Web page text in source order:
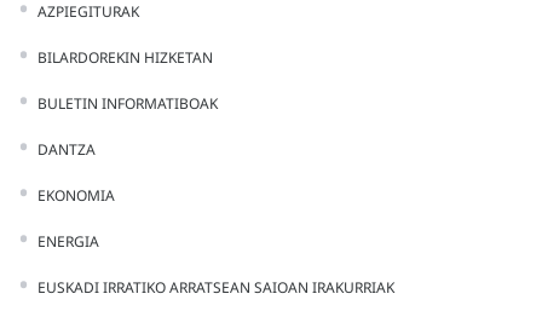
AZPIEGITURAK
BILARDOREKIN HIZKETAN
BULETIN INFORMATIBOAK
DANTZA
EKONOMIA
ENERGIA
EUSKADI IRRATIKO ARRATSEAN SAIOAN IRAKURRIAK